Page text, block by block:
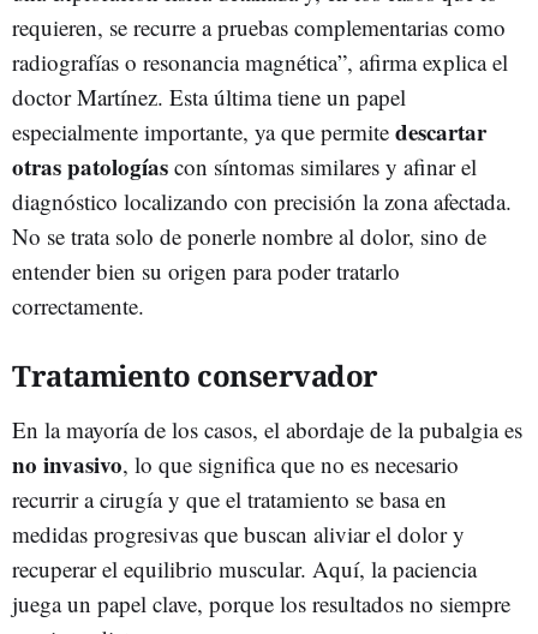
requieren, se recurre a pruebas complementarias como
radiografías o resonancia magnética”, afirma explica el
doctor Martínez. Esta última tiene un papel
especialmente importante, ya que permite descartar
otras patologías con síntomas similares y afinar el
diagnóstico localizando con precisión la zona afectada.
No se trata solo de ponerle nombre al dolor, sino de
entender bien su origen para poder tratarlo
correctamente.
Tratamiento conservador
En la mayoría de los casos, el abordaje de la pubalgia es
no invasivo, lo que significa que no es necesario
recurrir a cirugía y que el tratamiento se basa en
medidas progresivas que buscan aliviar el dolor y
recuperar el equilibrio muscular. Aquí, la paciencia
juega un papel clave, porque los resultados no siempre